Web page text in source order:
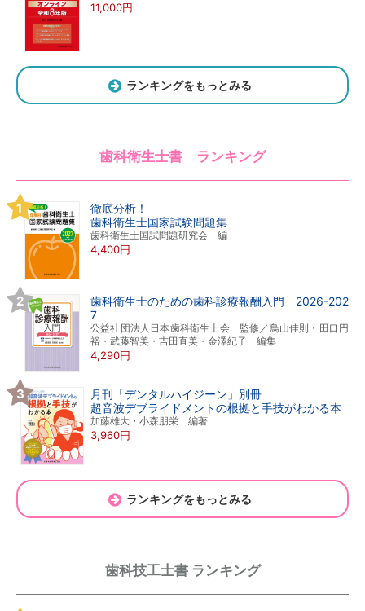
11,000円
ランキングをもっとみる
歯科衛生士書 ランキング
徹底分析！
歯科衛生士国家試験問題集
歯科衛生士国試問題研究会 編
4,400円
歯科衛生士のための歯科診療報酬入門 2026-202
7
公益社団法人日本歯科衛生士会 監修／鳥山佳則・田口円
裕・武藤智美・吉田直美・金澤紀子 編集
4,290円
月刊「デンタルハイジーン」別冊
超音波デブライドメントの根拠と手技がわかる本
加藤雄大・小森朋栄 編著
3,960円
ランキングをもっとみる
歯科技工士書 ランキング